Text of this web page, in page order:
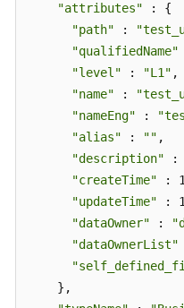
"attributes" : {
"path" :
"qualifiedName"
"level" : "L1" ,
"name" :
"nameEng" :
"alias" : "" ,
"description" :
"createTime" :
"updateTime" :
"dataOwner" :
"dataOwnerList"
    },